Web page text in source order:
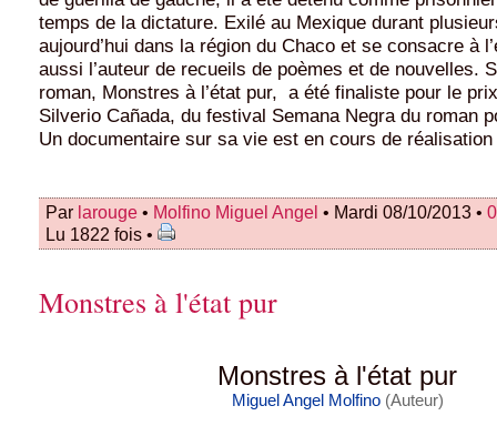
temps de la dictature. Exilé au Mexique durant
aujourd’hui dans la région du Chaco et se consacre à
aussi l’auteur de recueils de poèmes et de nouvelles.
roman, Monstres à l’état pur, a été finaliste pour le
Silverio Cañada, du festival Semana Negra du roman
Un documentaire sur sa vie est en cours de réalisation
Par larouge • Molfino Miguel Angel • Mardi 08/10/2013 •
Lu 1822 fois •
Monstres à l'état pur
Monstres à l'état pur
Miguel Angel Molfino (Auteur)